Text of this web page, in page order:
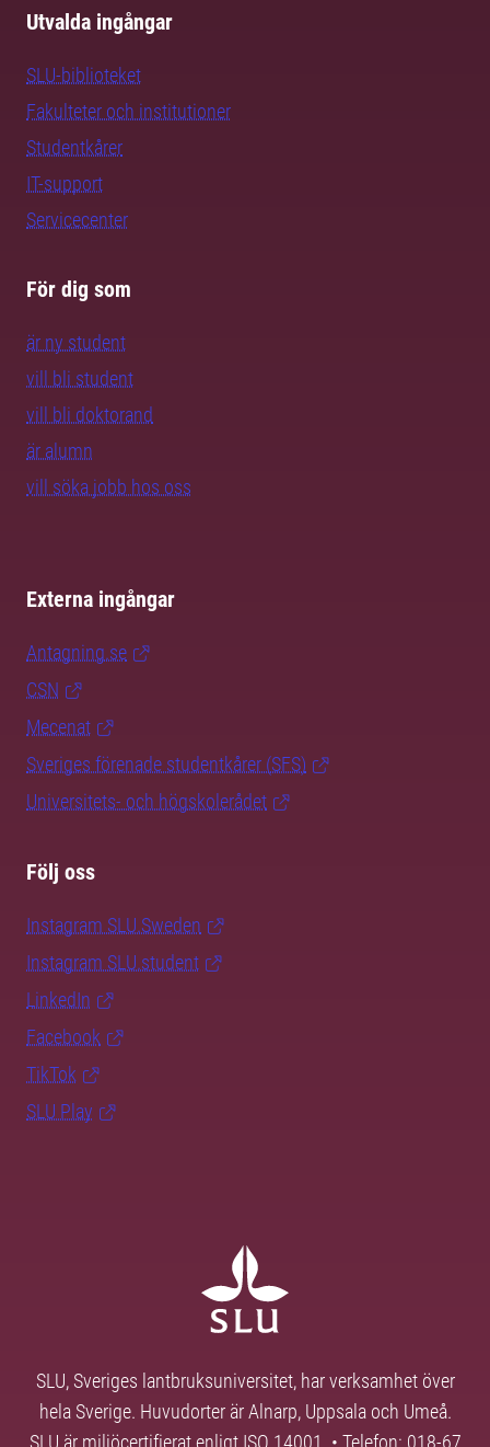
Utvalda ingångar
SLU-biblioteket
Fakulteter och institutioner
Studentkårer
IT-support
Servicecenter
För dig som
är ny student
vill bli student
vill bli doktorand
är alumn
vill söka jobb hos oss
Externa ingångar
Antagning.se
CSN
Mecenat
Sveriges förenade studentkårer (SFS)
Universitets- och högskolerådet
Följ oss
Instagram SLU.Sweden
Instagram SLU.student
LinkedIn
Facebook
TikTok
SLU Play
SLU, Sveriges lantbruksuniversitet, har verksamhet över
hela Sverige. Huvudorter är Alnarp, Uppsala och Umeå.
SLU är miljöcertifierat enligt ISO 14001. • Telefon: 018-67